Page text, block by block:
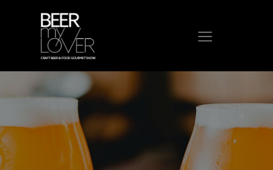
HOME
CHI SIAMO
PROGRAMMA
VISITA
ESPONI